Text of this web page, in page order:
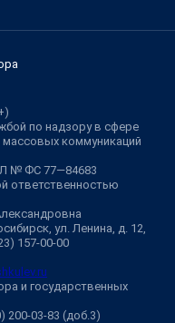
по надзору в сфере
массовых коммуникаций
№ ФС 77—84683
ответственностью
ул. Ленина, д. 12,
157-00-00
и государственных
200-03-83 (доб.3)